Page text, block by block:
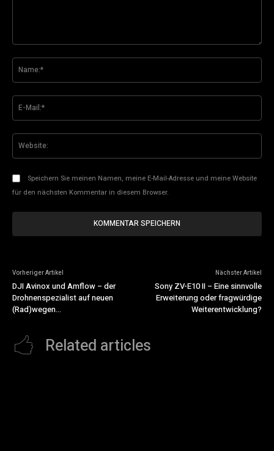
Speichern Sie meinen Namen, meine E-Mail-Adresse und meine Website
für den nächsten Kommentar in diesem Browser.
Vorheriger Artikel
DJI Avinox und Amflow – der
Drohnenspezialist auf neuen
(Rad)wegen…
Nächster Artikel
Sony ZV-E10 II – Eine sinnvolle
Erweiterung oder fragwürdige
Weiterentwicklung?
Related articles